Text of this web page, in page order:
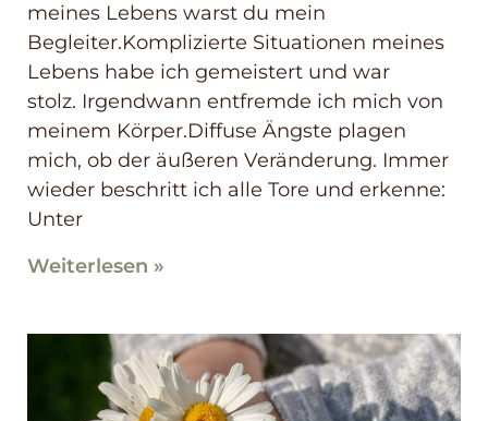
meines Lebens warst du mein
Begleiter.Komplizierte Situationen meines
Lebens habe ich gemeistert und war
stolz. Irgendwann entfremde ich mich von
meinem Körper.Diffuse Ängste plagen
mich, ob der äußeren Veränderung. Immer
wieder beschritt ich alle Tore und erkenne:
Unter
Weiterlesen »